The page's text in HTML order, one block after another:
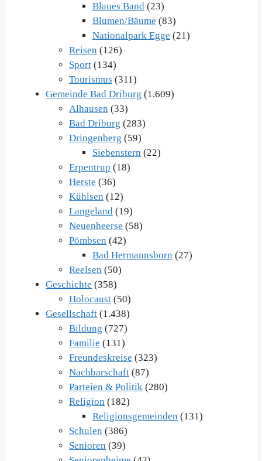
Blaues Band (23)
Blumen/Bäume (83)
Nationalpark Egge (21)
Reisen (126)
Sport (134)
Tourismus (311)
Gemeinde Bad Driburg (1.609)
Alhausen (33)
Bad Driburg (283)
Dringenberg (59)
Siebenstern (22)
Erpentrup (18)
Herste (36)
Kühlsen (12)
Langeland (19)
Neuenheerse (58)
Pömbsen (42)
Bad Hermannsborn (27)
Reelsen (50)
Geschichte (358)
Holocaust (50)
Gesellschaft (1.438)
Bildung (727)
Familie (131)
Freundeskreise (323)
Nachbarschaft (87)
Parteien & Politik (280)
Religion (182)
Religionsgemeinden (131)
Schulen (386)
Senioren (39)